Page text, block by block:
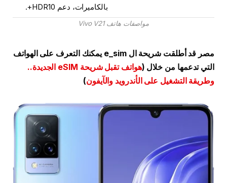
بالكاميرات، دعم HDR10+.
مواصفات هاتف Vivo V21
مصر قد أطلقت شريحة ال e_sim يمكنك التعرف على الهواتف
التي تدعمها من خلال (
هواتف تقبل شريحة eSIM الجديدة..
وطريقة التشغيل على الأندرويد والآيفون)